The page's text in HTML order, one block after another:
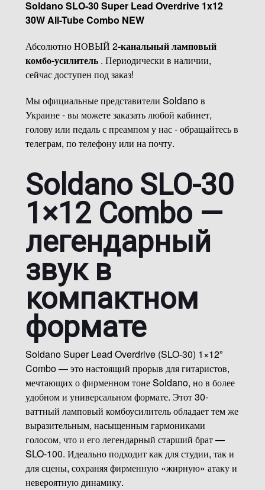
Soldano SLO-30 Super Lead Overdrive 1x12
30W All-Tube Combo NEW
Абсолютно НОВЫЙ 2-канальный ламповый
комбо-усилитель . Периодически в наличии,
сейчас доступен под заказ!
Мы официальные представители Soldano в
Украине - вы можете заказать любой кабинет,
голову или педаль с преампом у нас - обращайтесь в
телеграм, по телефону или на почту.
Soldano SLO-30
1×12 Combo —
легендарный
звук в
компактном
формате
Soldano Super Lead Overdrive (SLO-30) 1×12”
Combo — это настоящий прорыв для гитаристов,
мечтающих о фирменном тоне Soldano, но в более
удобном и универсальном формате. Этот 30-
ваттный ламповый комбоусилитель обладает тем же
выразительным, насыщенным гармониками
голосом, что и его легендарный старший брат —
SLO-100. Идеально подходит как для студии, так и
для сцены, сохраняя фирменную «жирную» атаку и
невероятную динамику.